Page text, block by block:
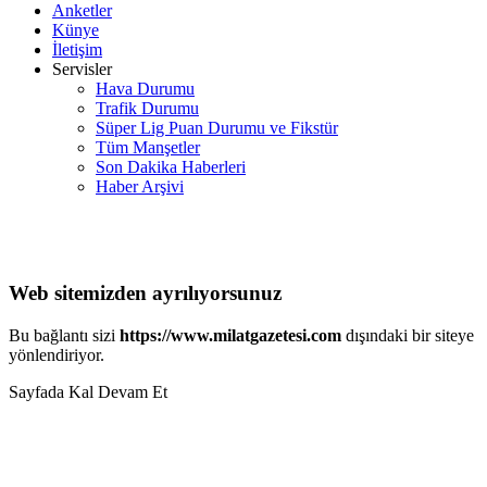
Anketler
Künye
İletişim
Servisler
Hava Durumu
Trafik Durumu
Süper Lig Puan Durumu ve Fikstür
Tüm Manşetler
Son Dakika Haberleri
Haber Arşivi
Web sitemizden ayrılıyorsunuz
Bu bağlantı sizi https://www.milatgazetesi.com dışındaki bir siteye
yönlendiriyor.
Sayfada Kal Devam Et